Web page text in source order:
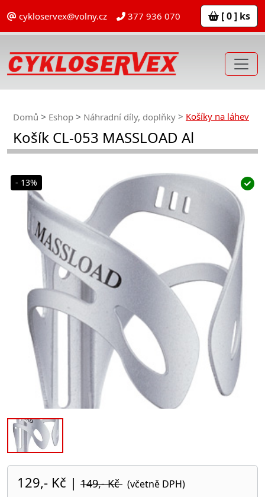
cykloservex@volny.cz 377 936 070 [ 0 ] ks
Domů Eshop Náhradní díly, doplňky Košíky na láhev
Košík CL-053 MASSLOAD Al
- 13%
129,- Kč | 149,- Kč (včetně DPH)